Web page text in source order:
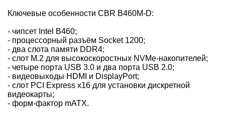
Ключевые особенности CBR B460M-D:
- чипсет Intel B460;
- процессорный разъём Socket 1200;
- два слота памяти DDR4;
- слот M.2 для высокоскоростных NVMe-накопителей;
- четыре порта USB 3.0 и два порта USB 2.0;
- видеовыходы HDMI и DisplayPort;
- слот PCI Express x16 для установки дискретной
видеокарты;
- форм-фактор mATX.